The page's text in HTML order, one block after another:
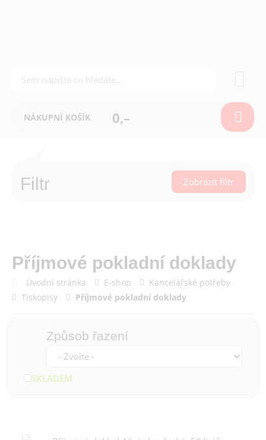
NÁKUPNÍ KOŠÍK 0,–
Filtr Zobrazit filtr
Příjmové pokladní doklady
Úvodní stránka E-shop
Kancelářské potřeby
Tiskopisy
Příjmové pokladní doklady
Způsob řazení
SKLADEM